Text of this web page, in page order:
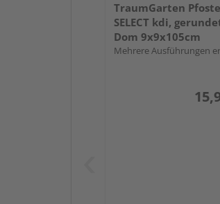
TraumGarten
SELECT kdi,
Dom 9x9x105cm
Mehrere Ausführungen